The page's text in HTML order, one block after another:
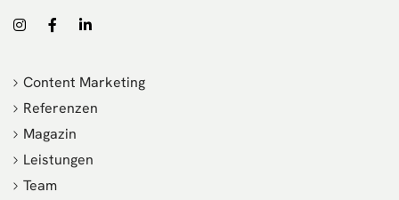
Content Marketing
Referenzen
Magazin
Leistungen
Team